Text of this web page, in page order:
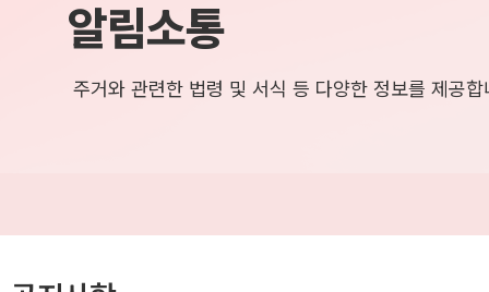
알림소통
주거와 관련한 법령 및 서식 등 다양한 정보를 제공합